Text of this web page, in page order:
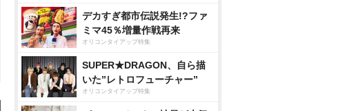
デカすぎ都市伝説発生!?ファ
ミマ45％増量作戦再来
オリコンタイアップ特集
SUPER★DRAGON、自ら描
いた”レトロフューチャー”
オリコンタイアップ特集